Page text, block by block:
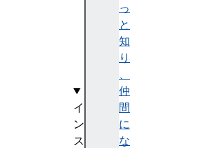
っ
と
知
り
、
仲
間
に
な
イ
ン
ス